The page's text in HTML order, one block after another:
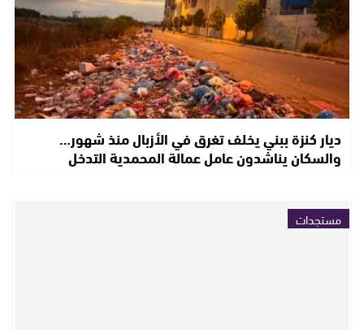
ديار كنزة ببني يخلف تغرق في الأزبال منذ شهور…
والسكان يناشدون عامل عمالة المحمدية التدخل
مستجدات